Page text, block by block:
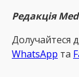
Редакція
Долучайтеся
WhatsApp та